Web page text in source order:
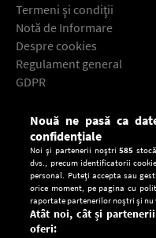
Termeni şi condiţii
Notă de Informare
Despre cookies
Regulament general
GDPR
Descarcă gratuit
Nouă ne pasă ca
confidențiale
Noi și partenerii noștri585
dvs., precum identificatorii
personal. Puteți accepta sau
orice moment, pe pagina cu
raportate partenerilor noștri și nu
Atât noi, cât și
oferi: